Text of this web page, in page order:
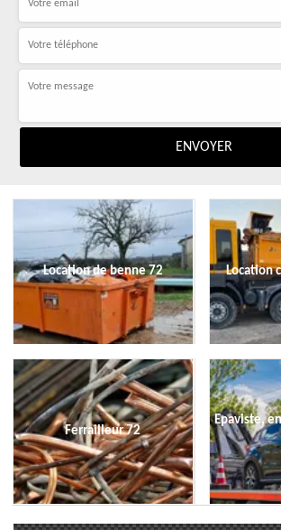
Location de benne 72 Location
Ferrailleur 72
Epaviste,